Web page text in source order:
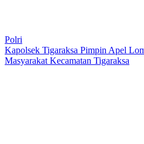
Polri
Kapolsek Tigaraksa Pimpin Apel
Masyarakat Kecamatan Tigaraksa